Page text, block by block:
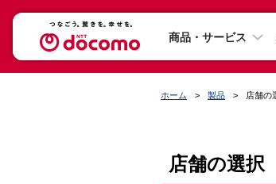
商品・サービス
ホーム 製品 店舗の
店舗の選択